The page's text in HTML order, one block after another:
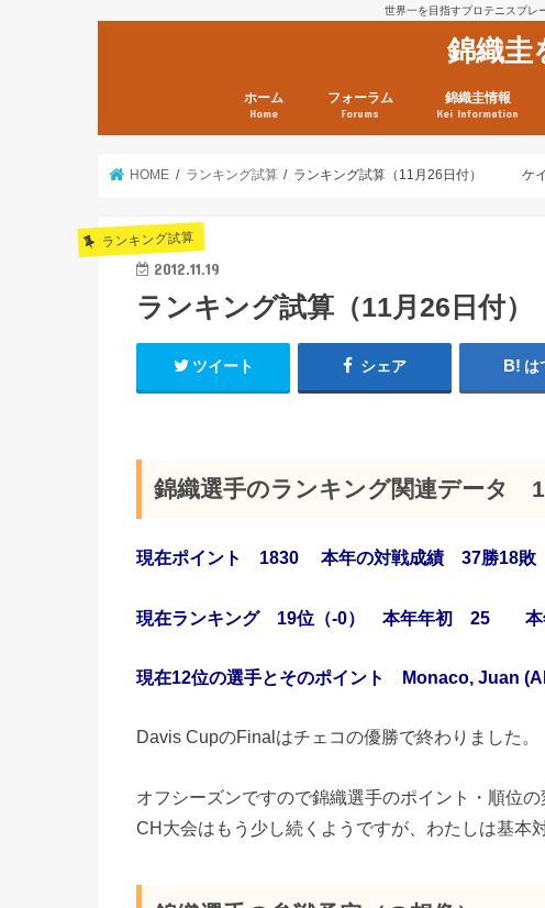
世界一を目指すプロテニスプ
錦織圭
ホーム
Home
フォーラム
Forums
錦織圭情報
Kei Information
日現在）
点）
HOME ランキング試算 ランキング試算（11月26日付） ケイ
ランキング試算
2012.11.19
ランキング試算（11月26日
ツイート シェア は
錦織選手のランキング関連データ
現在ポイント 1830 本年の対戦成績 37勝18敗
現在ランキング 19位（-0） 本年年初 25 本
現在12位の選手とそのポイント Monaco, Juan
Davis CupのFinalはチェコの優勝で終わりました。
オフシーズンですので錦織選手のポイント・順位の
CH大会はもう少し続くようですが、わたしは基本